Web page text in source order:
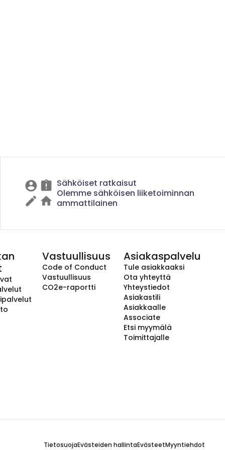
Sähköiset ratkaisut
Olemme sähköisen liiketoiminnan
ammattilainen
Vastuullisuus
Code of Conduct
Vastuullisuus
CO2e-raportti
Asiakaspalvelu
Tule asiakkaaksi
Ota yhteyttä
Yhteystiedot
Asiakastili
Asiakkaalle
Associate
Etsi myymälä
Toimittajalle
TietosuojaEvästeiden hallintaEvästeetMyyntiehdot